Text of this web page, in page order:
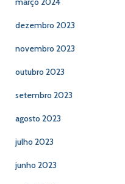
dezembro 2023
novembro 2023
outubro 2023
setembro 2023
agosto 2023
julho 2023
junho 2023